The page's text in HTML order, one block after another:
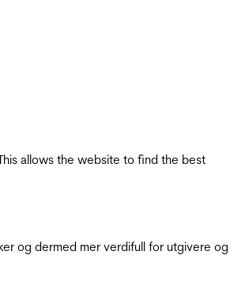
allows the website to find the best
og dermed mer verdifull for utgivere og